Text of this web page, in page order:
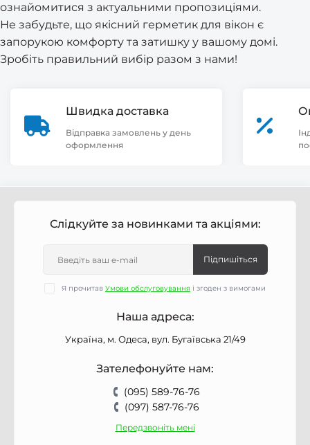
ознайомитися з актуальними пропозиціями.
Не забудьте, що якісний герметик для вікон є
запорукою комфорту та затишку у вашому домі.
Зробіть правильний вибір разом з нами!
Швидка доставка
Відправка замовлень у день
оформлення
Слідкуйте за новинками та акціями:
Підпишіться
Я прочитав Умови обслуговування і згоден з вимогами
Наша адреса:
Україна, м. Одеса, вул. Бугаївська 21/49
Зателефонуйте нам:
(095) 589-76-76
(097) 587-76-76
Передзвоніть мені